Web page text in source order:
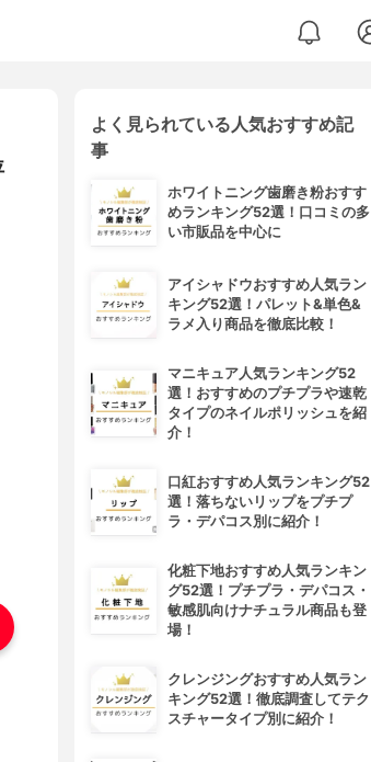
よく見られている人気おすすめ記
事
ホワイトニング歯磨き粉おすす
めランキング52選！口コミの多
い市販品を中心に
アイシャドウおすすめ人気ラン
キング52選！パレット&単色&
ラメ入り商品を徹底比較！
マニキュア人気ランキング52
選！おすすめのプチプラや速乾
タイプのネイルポリッシュを紹
介！
口紅おすすめ人気ランキング52
選！落ちないリップをプチプ
ラ・デパコス別に紹介！
化粧下地おすすめ人気ランキン
グ52選！プチプラ・デパコス・
敏感肌向けナチュラル商品も登
場！
クレンジングおすすめ人気ラン
キング52選！徹底調査してテク
スチャータイプ別に紹介！